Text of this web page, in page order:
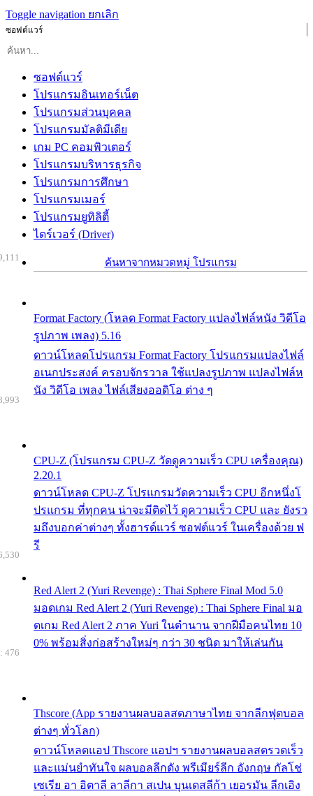
Toggle navigation ยกเลิก
ซอฟต์แวร์
ซอฟต์แวร์
โปรแกรมอินเทอร์เน็ต
โปรแกรมส่วนบุคคล
โปรแกรมมัลติมีเดีย
เกม PC คอมพิวเตอร์
โปรแกรมบริหารธุรกิจ
โปรแกรมการศึกษา
โปรแกรมเมอร์
โปรแกรมยูทิลิตี้
ไดร์เวอร์ (Driver)
ค้นหาจากหมวดหมู่ โปรแกรม
Format Factory (โหลด Format Factory แปลงไฟล์หนัง วิดีโอ
รูปภาพ เพลง) 5.16
ดาวน์โหลดโปรแกรม Format Factory โปรแกรมแปลงไฟล์
อเนกประสงค์ ครอบจักรวาล ใช้แปลงรูปภาพ แปลงไฟล์ห
นัง วิดีโอ เพลง ไฟล์เสียงออดิโอ ต่าง ๆ
CPU-Z (โปรแกรม CPU-Z วัดดูความเร็ว CPU เครื่องคุณ)
2.20.1
ดาวน์โหลด CPU-Z โปรแกรมวัดความเร็ว CPU อีกหนึ่งโ
ปรแกรม ที่ทุกคน น่าจะมีติดไว้ ดูความเร็ว CPU และ ยังรว
มถึงบอกค่าต่างๆ ทั้งฮารด์แวร์ ซอฟต์แวร์ ในเครื่องด้วย ฟ
รี
Red Alert 2 (Yuri Revenge) : Thai Sphere Final Mod 5.0
มอดเกม Red Alert 2 (Yuri Revenge) : Thai Sphere Final มอ
ดเกม Red Alert 2 ภาค Yuri ในตำนาน จากฝีมือคนไทย 10
0% พร้อมสิ่งก่อสร้างใหม่ๆ กว่า 30 ชนิด มาให้เล่นกัน
Thscore (App รายงานผลบอลสดภาษาไทย จากลีกฟุตบอล
ต่างๆ ทั่วโลก)
ดาวน์โหลดแอป Thscore แอปฯ รายงานผลบอลสดรวดเร็ว
และแม่นยำทันใจ ผลบอลลีกดัง พรีเมียร์ลีก อังกฤษ กัลโช่
เซเรีย อา อิตาลี ลาลีกา สเปน บุนเดสลีก้า เยอรมัน ลีกเอิง
476